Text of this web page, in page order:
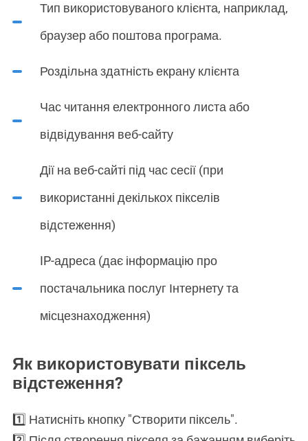
Тип використовуваного клієнта, наприклад,
браузер або поштова програма.
Роздільна здатність екрану клієнта
Час читання електронного листа або
відвідування веб-сайту
Дії на веб-сайті під час сесії (при
використанні декількох пікселів
відстеження)
IP-адреса (дає інформацію про
постачальника послуг Інтернету та
місцезнаходження)
Як використовувати піксель
відстеження?
1️⃣ Натисніть кнопку "Створити піксель".